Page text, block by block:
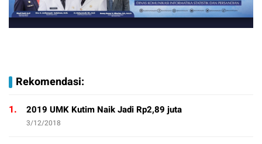
Rekomendasi:
1. 2019 UMK Kutim Naik Jadi Rp2,89 juta
3/12/2018